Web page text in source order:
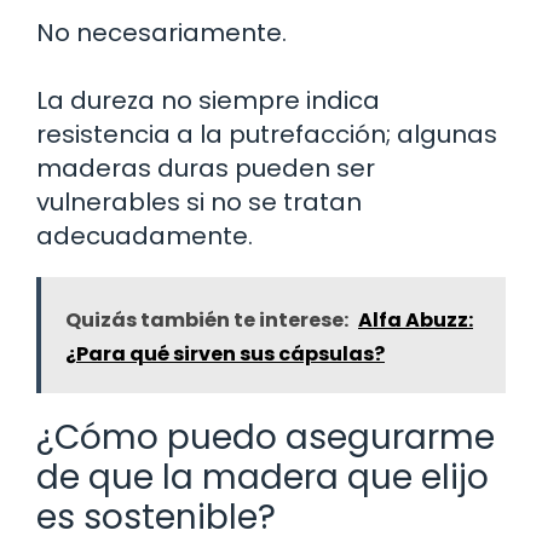
No necesariamente.
La dureza no siempre indica
resistencia a la putrefacción; algunas
maderas duras pueden ser
vulnerables si no se tratan
adecuadamente.
Quizás también te interese: Alfa Abuzz:
¿Para qué sirven sus cápsulas?
¿Cómo puedo asegurarme
de que la madera que elijo
es sostenible?